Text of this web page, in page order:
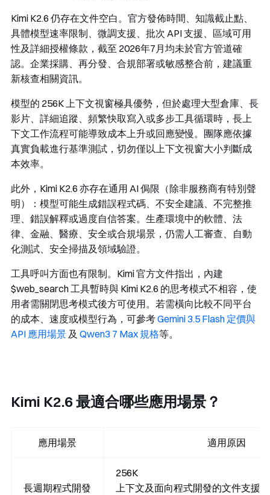
Kimi K2.6 仍存在文件空白。官方發佈時間、知識截止點、
具體模型速率限制、微調支援、批次 API 支援、區域可用
性及詳細授權條款，截至 2026年7月均未於官方管道確
認。企業採購、再分發、合規部署或敏感整合前，建議重
新核查相關資訊。
模型的 256K 上下文視窗極具優勢，但於處理大型倉庫、長
影片、詳細追蹤、頻繁快取寫入或多步工具循環時，長上
下文工作流程可能導致成本上升或回應變慢。團隊應依據
真實負載進行基準測試，切勿僅以上下文視窗大小判斷成
本效率。
此外，Kimi K2.6 亦存在通用 AI 侷限（除非服務商有特別聲
明）：模型可能生成錯誤程式碼、不安全建議、不完整推
理、錯誤解釋或過度自信答案。生產環境中的軟體、法
律、金融、醫療、安全或合規場景，仍需人工審查、自動
化測試、安全掃描及領域驗證。
工具呼叫方面也有限制。Kimi 官方文件指出，內建
$web_search工具暫時與 Kimi K2.6 的思考模式不相容，使
用者需關閉思考模式後方可使用。若需橫向比較不同平台
的成本、速度或模型行為，可參考Gemini 3.5 Flash 定價與
API 應用場景 及 Qwen3 7 Max 規格等。
Kimi K2.6 最適合哪些應用場景？
應用場景 適用原因
長週期程式開發
256K
上下文及面向程式開發的文件支援